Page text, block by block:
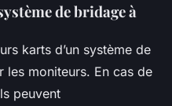
de bridage à
karts d’un système de
les moniteurs. En cas de
peuvent